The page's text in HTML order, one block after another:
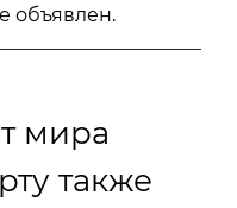
объявлен.
мира
также